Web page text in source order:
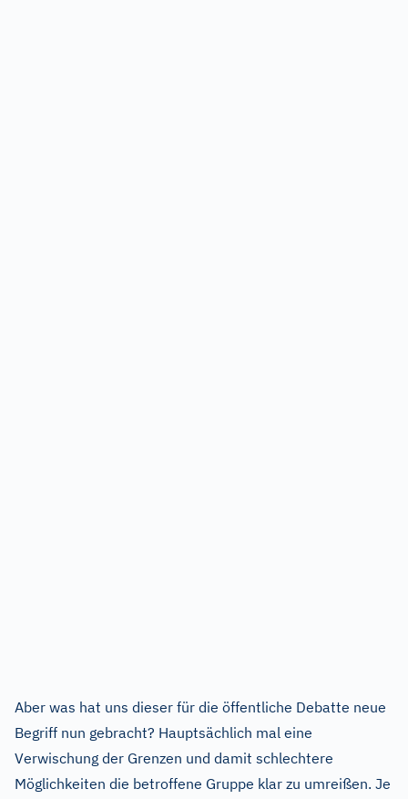
Aber was hat uns dieser für die öffentliche Debatte neue
Begriff nun gebracht? Hauptsächlich mal eine
Verwischung der Grenzen und damit schlechtere
Möglichkeiten die betroffene Gruppe klar zu umreißen. Je